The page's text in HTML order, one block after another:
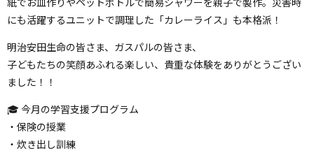
にも活躍するユニットで調理した「カレーライス」も本格派！
明治安田生命の皆さま、ガスパルの皆さま、
子どもたちの笑顔あふれる楽しい、貴重な体験をありがとうござい
ました！！
🎓 今月の学習支援プログラム
・保険の授業
・炊き出し訓練